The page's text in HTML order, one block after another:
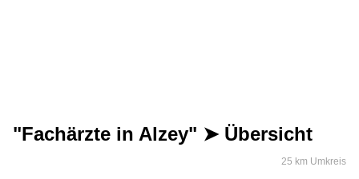
"Fachärzte in Alzey" ➤ Übersicht
25 km Umkreis